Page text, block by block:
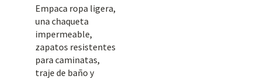
Empaca ropa ligera,
una chaqueta
impermeable,
zapatos resistentes
para caminatas,
traje de baño y